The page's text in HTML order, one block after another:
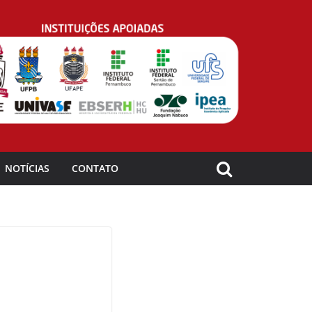
NOTÍCIAS CONTATO